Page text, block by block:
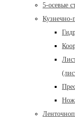
5-осевые
Кузнечно-